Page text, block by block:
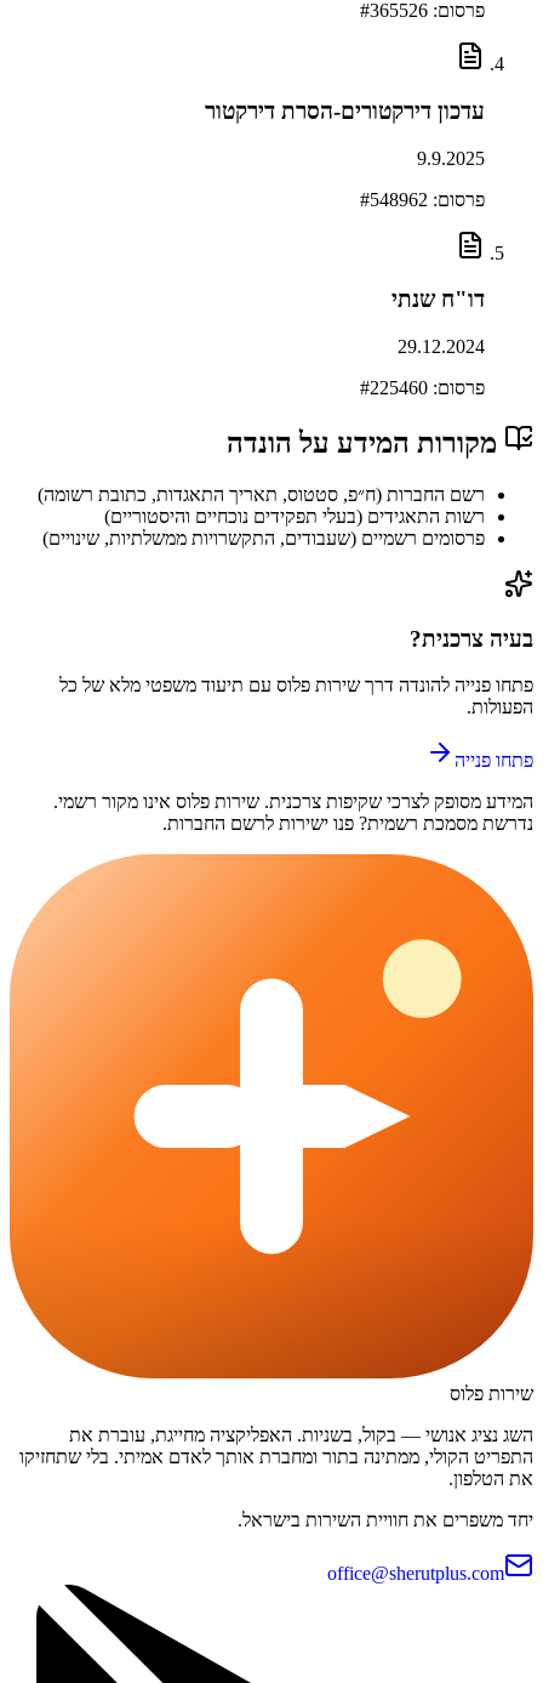
פרסום: # 365526
עדכון דירקטורים-הסרת דירקטור
9.9.2025
פרסום: # 548962
דו"ח שנתי
29.12.2024
פרסום: # 225460
מקורות המידע על הונדה
רשם החברות (ח״פ, סטטוס, תאריך התאגדות, כתובת רשומה)
רשות התאגידים (בעלי תפקידים נוכחיים והיסטוריים)
פרסומים רשמיים (שעבודים, התקשרויות ממשלתיות, שינויים)
בעיה צרכנית?
פתחו פנייה להונדה דרך שירות פלוס עם תיעוד משפטי מלא של כל
הפעולות.
פתחו פנייה
המידע מסופק לצרכי שקיפות צרכנית. שירות פלוס אינו מקור רשמי.
נדרשת מסמכת רשמית? פנו ישירות לרשם החברות.
שירות פלוס
השג נציג אנושי — בקול, בשניות. האפליקציה מחייגת, עוברת את
התפריט הקולי, ממתינה בתור ומחברת אותך לאדם אמיתי. בלי שתחזיקו
את הטלפון.
יחד משפרים את חוויית השירות בישראל.
office@sherutplus.com